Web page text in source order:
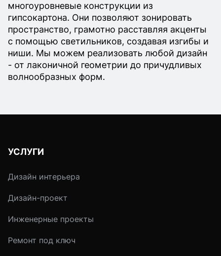
многоуровневые конструкции из
гипсокартона. Они позволяют зонировать
пространство, грамотно расставляя акценты
с помощью светильников, создавая изгибы и
ниши. Мы можем реализовать любой дизайн
- от лаконичной геометрии до причудливых
волнообразных форм.
УСЛУГИ
Дизайн интерьера
Дизайн-проект
Инженерные проекты
Ремонт под ключ